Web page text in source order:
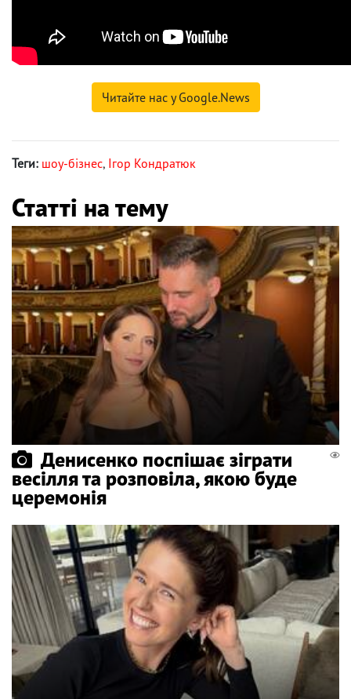
Читайте нас у Google.News
Теги: шоу-бізнес, Ігор Кондратюк
Статті на тему
Денисенко поспішає зіграти
весілля та розповіла, якою буде
церемонія